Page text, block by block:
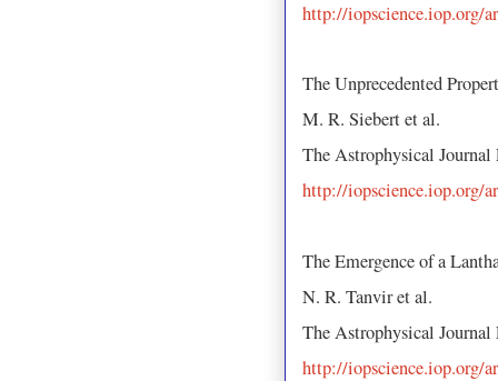
http://iopscience.iop.org/
The Unprecedented
M. R. Siebert et al.
The Astrophysical
http://iopscience.iop.org/
The Emergence of a
N. R. Tanvir et al.
The Astrophysical
http://iopscience.iop.org/